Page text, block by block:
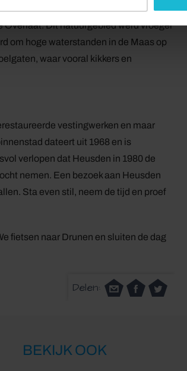
Overlaat. Dit natuurgebied werd vroeger
om hoge waterstanden in de Maas op
waar vooral kikkers en
vestingwerken en maar
dateert uit 1968 en is
verlopen dat Heusden in 1980 de
nemen. Een bezoek aan Heusden
Sta even stil, neem de tijd en proef
fietsen naar Drunen en sluiten de dag
Delen:
BEKIJK OOK